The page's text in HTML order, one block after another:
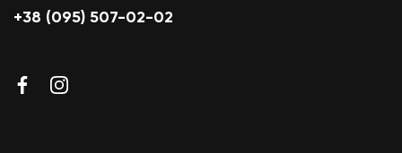
+38 (095) 507-02-02